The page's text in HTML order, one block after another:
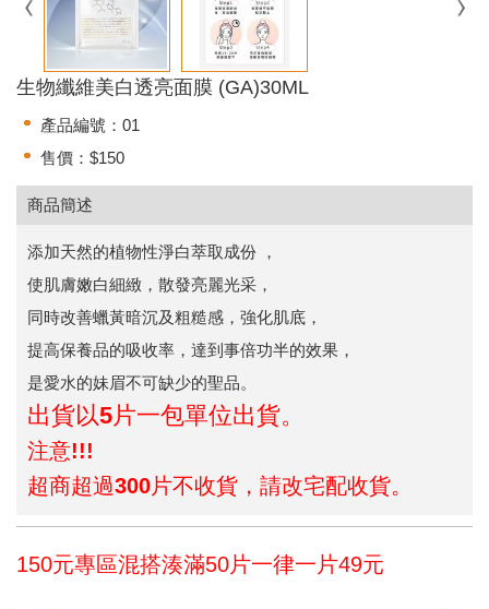
生物纖維美白透亮面膜 (GA)30ML
產品編號：01
售價：$150
商品簡述
添加天然的植物性淨白萃取成份 ，
使肌膚嫩白細緻，散發亮麗光采，
同時改善蠟黃暗沉及粗糙感，強化肌底，
提高保養品的吸收率，達到事倍功半的效果，
是愛水的妹眉不可缺少的聖品。
出貨以5片一包單位出貨。
注意!!!
超商超過300片不收貨，請改宅配收貨。
150元專區混搭湊滿50片一律一片49元